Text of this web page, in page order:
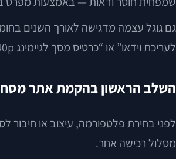
גם גוגל עצמה מדגישה לאורך השנים
לעריכת וידאו” או “כרטיס מסך לגיימינג 1440p”, האתר צריך לענות על הצורך בפועל, לא רק למשוך טראפיק.
השלב הראשון בהקמת אתר מסחר
לפני בחירת פלטפורמה, עיצוב או
מסלול רכישה אחר.